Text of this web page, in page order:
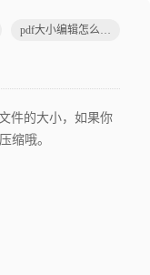
pdf大小编辑怎么搞定
件的大小，如果你
缩哦。